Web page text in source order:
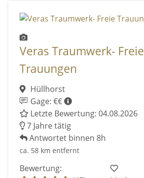
Veras Traumwerk- Freie
Trauungen
Hüllhorst
Gage: €€
Letzte Bewertung: 04.08.2026
7 Jahre tätig
Antwortet binnen 8h
ca. 58 km entfernt
Bewertung: